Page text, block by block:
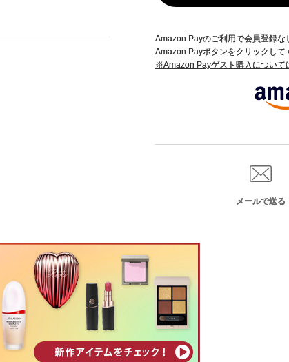
Amazon Payのご利用で会員登録
Amazon Payボタンをクリックして
※Amazon Payゲスト購入について
メールで送る